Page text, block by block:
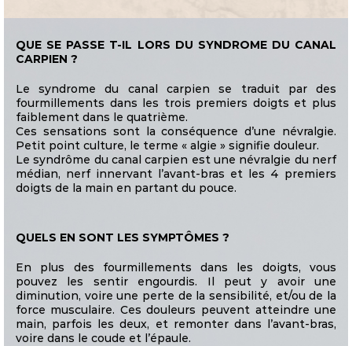
QUE SE PASSE T-IL LORS DU SYNDROME DU CANAL
CARPIEN ?
Le syndrome du canal carpien se traduit par des
fourmillements dans les trois premiers doigts et plus
faiblement dans le quatrième.
Ces sensations sont la conséquence d’une névralgie.
Petit point culture, le terme « algie » signifie douleur.
Le syndrôme du canal carpien est une névralgie du nerf
médian, nerf innervant l’avant-bras et les 4 premiers
doigts de la main en partant du pouce.
QUELS EN SONT LES SYMPTÔMES ?
En plus des fourmillements dans les doigts, vous
pouvez les sentir engourdis. Il peut y avoir une
diminution, voire une perte de la sensibilité, et/ou de la
force musculaire. Ces douleurs peuvent atteindre une
main, parfois les deux, et remonter dans l’avant-bras,
voire dans le coude et l’épaule.